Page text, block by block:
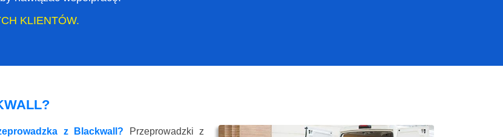
KLIENTÓW.
z Blackwall? Przeprowadzki z